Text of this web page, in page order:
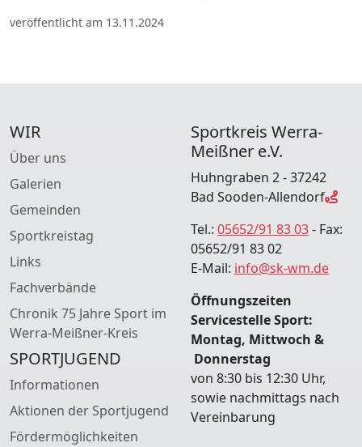
veröffentlicht am 13.11.2024
WIR
Über uns
Galerien
Gemeinden
Sportkreistag
Links
Fachverbände
Chronik 75 Jahre Sport im
Werra-Meißner-Kreis
SPORTJUGEND
Informationen
Aktionen der Sportjugend
Fördermöglichkeiten
Sportkreis Werra-
Meißner e.V.
Huhngraben 2 - 37242
Bad Sooden-Allendorf
Tel.: 05652/91 83 03- Fax:
05652/91 83 02
E-Mail: info@sk-wm.de
Öffnungszeiten
Servicestelle Sport:
Montag, Mittwoch &
Donnerstag
von 8:30 bis 12:30 Uhr,
sowie nachmittags nach
Vereinbarung